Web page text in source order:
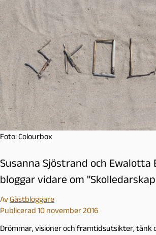
Foto: Colourbox
Susanna Sjöstrand och Ewalotta
bloggar vidare om
AvGästbloggare
Publicerad 10 november 2016
Drömmar, visioner och framtidsutsikter, tänk